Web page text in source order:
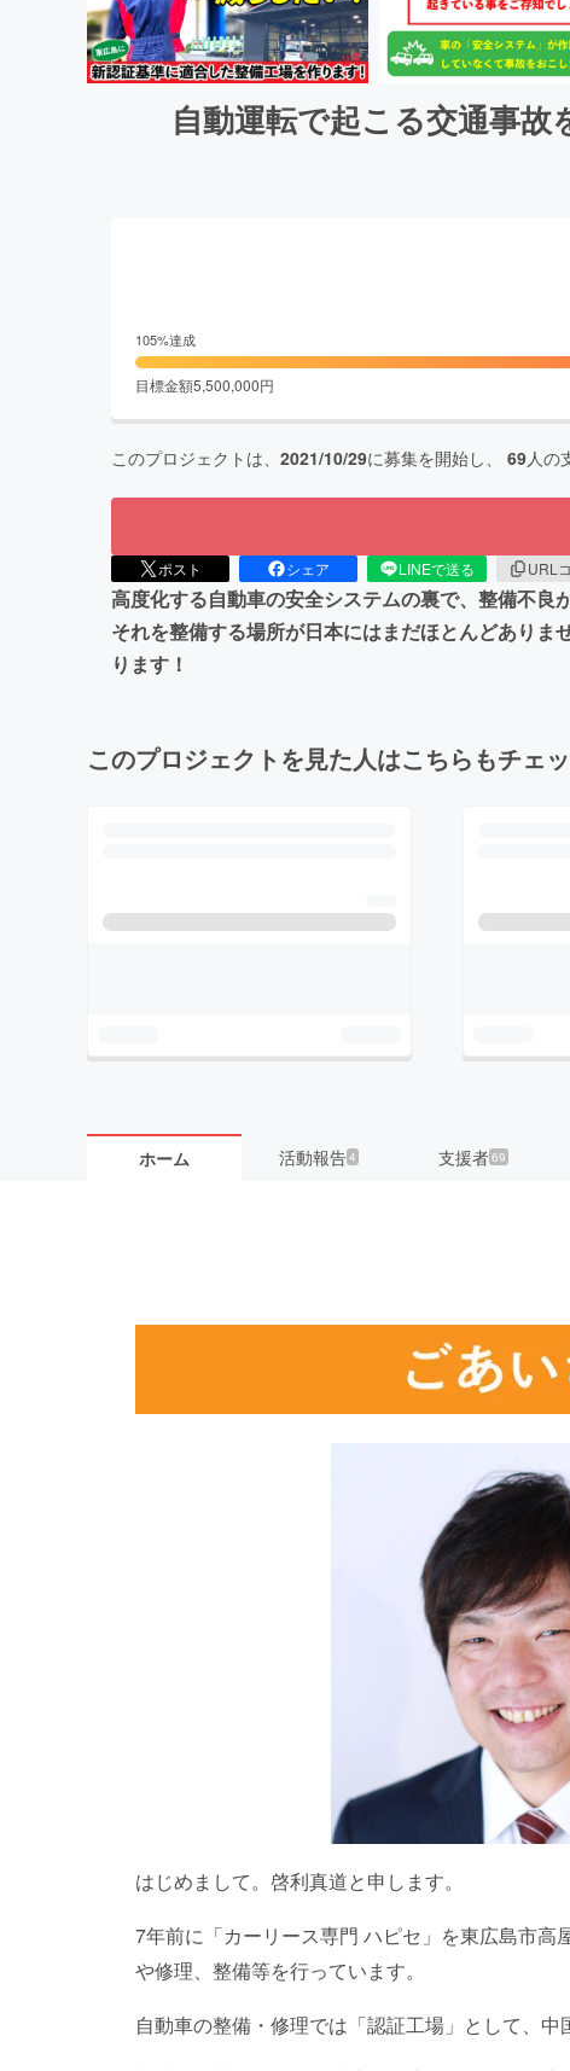
自動運転で起こる交通事
105%達成
目標金額5,500,000円
このプロジェクトは、 2021/10/29に募集を開始し、 69人の
ポスト シェア LINEで送る URL
高度化する自動車の安全システムの裏で、整備不良
それを整備する場所が日本にはまだほとんどあり
ります！
このプロジェクトを見た人はこちらもチェ
ホーム 活動報告4 支援者69
はじめまして。啓利真道と申します。
7年前に「カーリース専門 ハピセ」を東広島市高
や修理、整備等を行っています。
自動車の整備・修理では「認証工場」として、中